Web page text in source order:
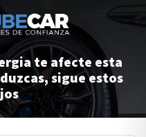
te afecte esta
sigue estos